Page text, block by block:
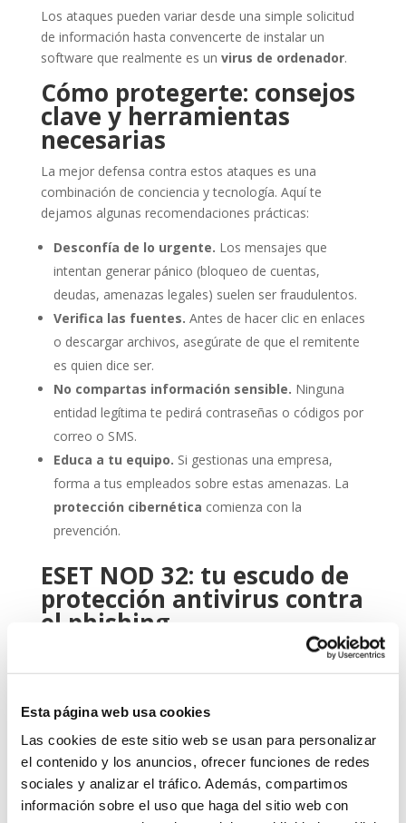
Esta página web usa cookies
Las cookies de este sitio web se usan para personalizar
el contenido y los anuncios, ofrecer funciones de redes
sociales y analizar el tráfico. Además, compartimos
información sobre el uso que haga del sitio web con
Los ataques pueden variar desde una simple solicitud
de información hasta convencerte de instalar un
software que realmente es un virus de ordenador.
Cómo protegerte: consejos
clave y herramientas
necesarias
La mejor defensa contra estos ataques es una
combinación de conciencia y tecnología. Aquí te
dejamos algunas recomendaciones prácticas:
Desconfía de lo urgente. Los mensajes que
intentan generar pánico (bloqueo de cuentas,
deudas, amenazas legales) suelen ser fraudulentos.
Verifica las fuentes. Antes de hacer clic en enlaces
o descargar archivos, asegúrate de que el remitente
es quien dice ser.
No compartas información sensible. Ninguna
entidad legítima te pedirá contraseñas o códigos por
correo o SMS.
Educa a tu equipo. Si gestionas una empresa,
forma a tus empleados sobre estas amenazas. La
protección cibernética comienza con la
prevención.
ESET NOD 32: tu escudo de
protección antivirus contra
el phishing
Aquí es donde entra en juego una herramienta
profesional comoESET NOD 32. Esteantivirusha
rendimiento, facilidad de uso y detección avanzada de
amenazas.
Gracias a sus capacidades heurísticas y su protección
en tiempo real, ESET NOD 32 detecta y bloquea
intentos de phishing antes de que puedan causarte